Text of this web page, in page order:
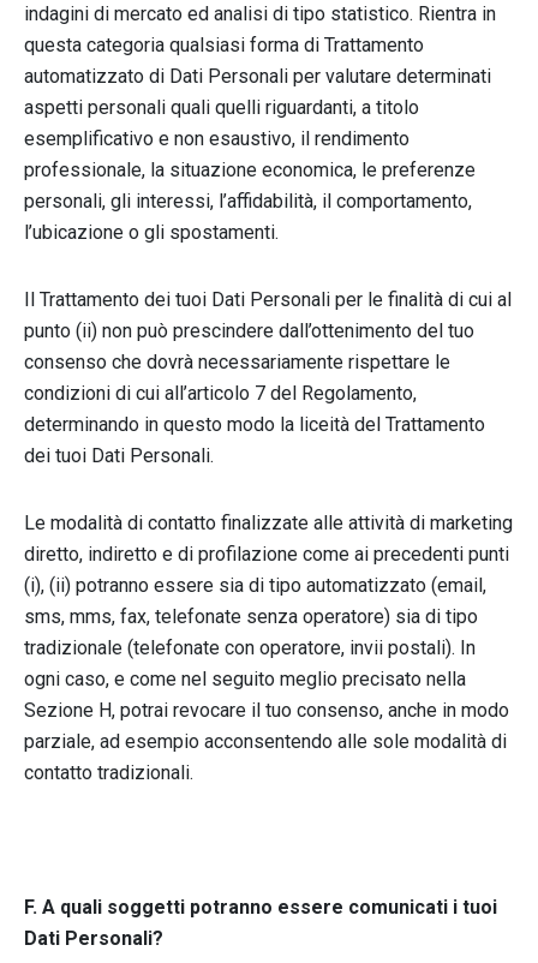
indagini di mercato ed analisi di tipo statistico. Rientra in
questa categoria qualsiasi forma di Trattamento
automatizzato di Dati Personali per valutare determinati
aspetti personali quali quelli riguardanti, a titolo
esemplificativo e non esaustivo, il rendimento
professionale, la situazione economica, le preferenze
personali, gli interessi, l’affidabilità, il comportamento,
l’ubicazione o gli spostamenti.
Il Trattamento dei tuoi Dati Personali per le finalità di cui al
punto (ii) non può prescindere dall’ottenimento del tuo
consenso che dovrà necessariamente rispettare le
condizioni di cui all’articolo 7 del Regolamento,
determinando in questo modo la liceità del Trattamento
dei tuoi Dati Personali.
Le modalità di contatto finalizzate alle attività di marketing
diretto, indiretto e di profilazione come ai precedenti punti
(i), (ii) potranno essere sia di tipo automatizzato (email,
sms, mms, fax, telefonate senza operatore) sia di tipo
tradizionale (telefonate con operatore, invii postali). In
ogni caso, e come nel seguito meglio precisato nella
Sezione H, potrai revocare il tuo consenso, anche in modo
parziale, ad esempio acconsentendo alle sole modalità di
contatto tradizionali.
F. A quali soggetti potranno essere comunicati i tuoi
Dati Personali?